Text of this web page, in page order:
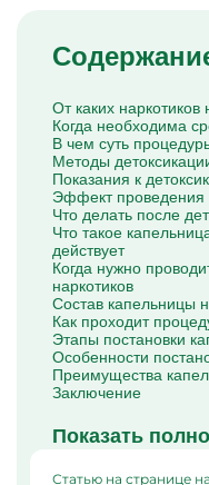
Капельница
Капельница
Капельница
Капельница Рингер
От каких наркотиков
Когда необходима
В чем суть
Методы
Показания к
Эффект проведения
Что делать после
Что такое
действует
Когда нужно
наркотиков
Состав капельницы
Как проходит
Этапы постановки
Особенности
Преимущества
Заключение
Показать
Статью на странице